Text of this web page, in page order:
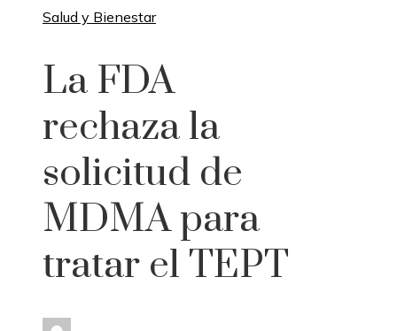
Salud y Bienestar
La FDA
rechaza la
solicitud de
MDMA para
tratar el TEPT